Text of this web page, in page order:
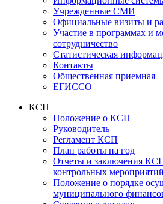
Учрежденные СМИ
Официальные визиты и
Участие в программах и
сотрудничество
Статистическая
Контакты
Общественная приемная
ЕГИССО
КСП
Положение о КСП
Руководитель
Регламент КСП
План работы на год
Отчеты и заключения
контрольных мероприятий
Положение о порядке
муниципального